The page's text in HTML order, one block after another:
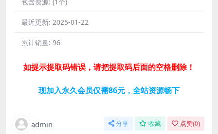
最近更新: 2025-01-22
累计销量: 96
如提示提取码错误，请把提取码后面的空格删除！
现加入永久会员仅需86元，全站资源畅下
admin 分享 收藏 点赞(0)